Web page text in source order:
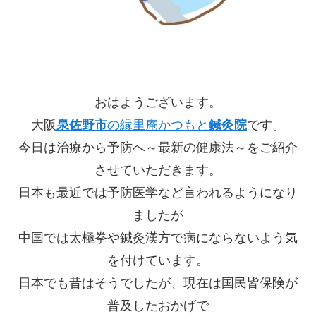
おはようございます。
大阪泉佐野市の縁里庵かつもと 鍼灸院です。
今日は治療から予防へ～最新の健康法～をご紹介
させていただきます。
日本も最近では予防医学など言われるようになり
ましたが
中国では太極拳や鍼灸漢方で病にならないよう気
を付けています。
日本でも昔はそうでしたが、現在は国民皆保険が
普及したおかげで